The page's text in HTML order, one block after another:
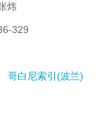
炜
329
哥白尼索引(波兰)